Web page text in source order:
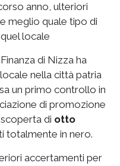
anno, ulteriori
meglio quale tipo di
locale
di Nizza ha
nella città patria
un primo controllo in
di promozione
di otto
totalmente in nero.
accertamenti per